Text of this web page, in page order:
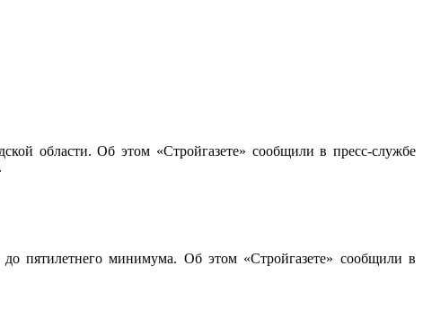
области. Об этом «Стройгазете» сообщили в пресс-службе
пятилетнего минимума. Об этом «Стройгазете» сообщили в